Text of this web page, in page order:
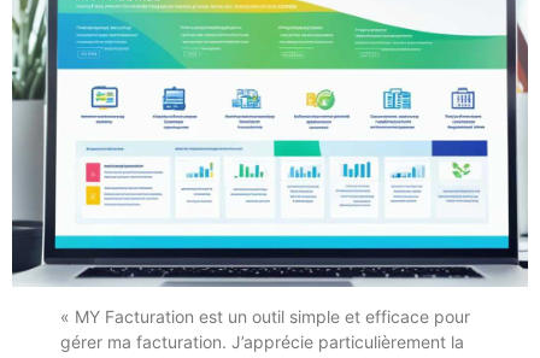
« MY Facturation est un outil simple et efficace pour
gérer ma facturation. J’apprécie particulièrement la